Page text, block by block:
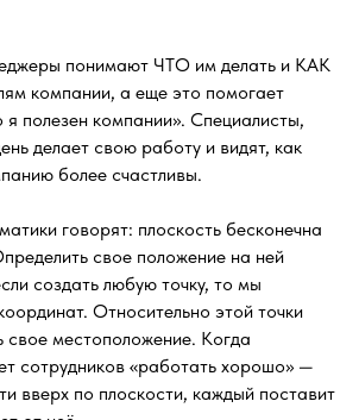
понимают ЧТО им делать и КАК
компании, а еще это помогает
я полезен компании». Специалисты,
делает свою работу и видят, как
более счастливы.
говорят: плоскость бесконечна
свое положение на ней
создать любую точку, то мы
Относительно этой точки
свое местоположение. Когда
сотрудников «работать хорошо» —
вверх по плоскости, каждый поставит